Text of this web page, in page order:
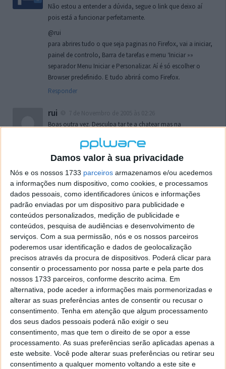
Damos valor à sua privacidade
Nós e os nossos 1733 parceiros armazenamos e/ou acedemos
a informações num dispositivo, como cookies, e processamos
dados pessoais, como identificadores únicos e informações
padrão enviadas por um dispositivo para publicidade e
conteúdos personalizados, medição de publicidade e
conteúdos, pesquisa de audiências e desenvolvimento de
serviços. Com a sua permissão, nós e os nossos parceiros
poderemos usar identificação e dados de geolocalização
precisos através da procura de dispositivos. Poderá clicar para
consentir o processamento por nossa parte e pela parte dos
nossos 1733 parceiros, conforme descrito acima. Em
alternativa, pode aceder a informações mais pormenorizadas e
alterar as suas preferências antes de consentir ou recusar o
consentimento. Tenha em atenção que algum processamento
dos seus dados pessoais poderá não exigir o seu
consentimento, mas que tem o direito de se opor a esse
processamento. As suas preferências serão aplicadas apenas a
este website. Você pode alterar suas preferências ou retirar seu
consentimento a qualquer momento voltando a este site e
Não estou a entender a dúvida, segue o link que deixo aí
pois está a funcionar perfeitamente.
@rui
para abrires tudo o que seja paginas no Firefox, vai a iniciar,
painel de controlo, Barra de tarefas e menu ‘Iniciar »»
separador Menu Iniciar e Personalizar. Aí é só escolher o
Browser predefinido. E tudo abrirá como Firefox.
Responder
rui
Boas outra vez. Desculpa tar te a chatear mas na
o firefox como browser predefenido
de control tudo e nada. Tou a comecar a desesperar, ate ja
tentei apagar o explorer na tentativa de forçar o uso do
firefox mas em vao. Kaso te lembres de outra dica fico
agradecido, caso contrario obrigado a mesma
Responder
Vítor M.
7 de Novembro de 2005 às 01:39
@Reporter
Desculpa mas o link funciona. Seja como for segue por mail
o MSn Messenger 8.
Responder
Vítor M.
7 de Novembro de 2005 às 11:21
@Rui
Tens de encontrar o que te falei. Faz da seguinte maneira,
janela iniciar e no topo dessa janela com o botão direito do
rato faz propriedades. Depois no separador Menu ‘Iniciar’
clica no botão ‘Personalizar’ aí encontrarás no separador
geral a opção para escolheres o Browser com que queres